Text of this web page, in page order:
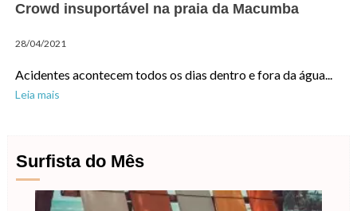
Crowd insuportável na praia da Macumba
28/04/2021
Acidentes acontecem todos os dias dentro e fora da água...
Leia mais
Surfista do Mês